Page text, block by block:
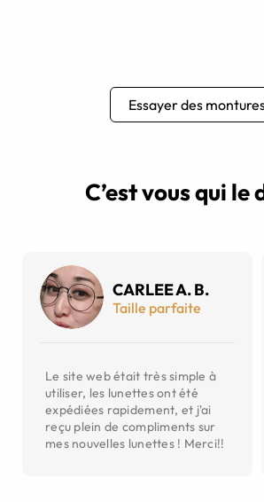
Essayer des
C’est vous qui le
CARLEE A. B.
Taille parfaite
Le site web était très simple à
utiliser, les lunettes ont été
expédiées rapidement, et j'ai
reçu plein de compliments sur
mes nouvelles lunettes ! Merci!!